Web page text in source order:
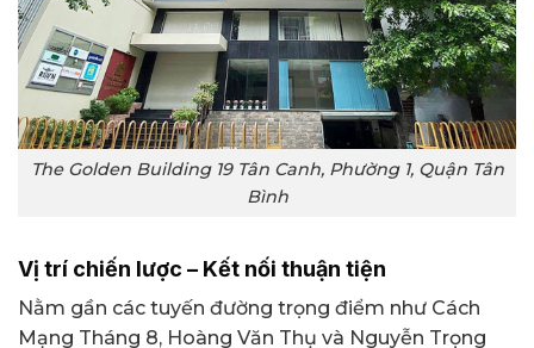
The Golden Building 19 Tân Canh, Phường 1, Quận Tân
Bình
Vị trí chiến lược – Kết nối thuận tiện
Nằm gần các tuyến đường trọng điểm như Cách
Mạng Tháng 8, Hoàng Văn Thụ và Nguyễn Trọng